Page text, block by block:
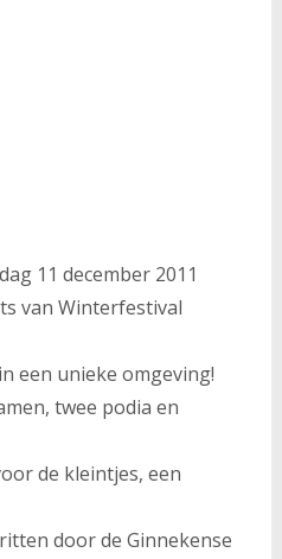
11 december 2011
van Winterfestival
een unieke omgeving!
twee podia en
de kleintjes, een
door de Ginnekense